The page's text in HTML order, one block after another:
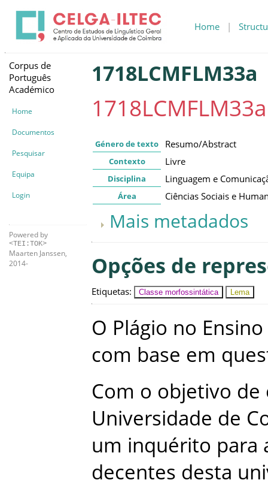
Home |
Corpus de
Português
Académico
Home
Documentos
Pesquisar
Equipa
Login
Powered by
<TEI:TOK>
Maarten Janssen,
2014-
1718LCMFLM33a
1718LCMFLM33a
Género de texto Resumo/Abstract
Contexto Livre
Disciplina Linguagem e
Área Ciências Sociais e
Mais metadados
Opções de
Etiquetas: Classe morfossintática Lema
O Plágio no Ensino
com base em
Com o objetivo de
Universidade de
um inquérito para
decentes desta